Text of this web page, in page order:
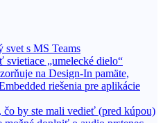
svet s MS Teams
„umelecké dielo“
na Design-In pamäte,
riešenia pre aplikácie
by ste mali vedieť (pred kúpou)